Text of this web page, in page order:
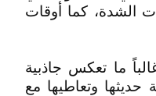
الشدة، كما أوقات
ما تعكس جاذبية
وتعاطيها مع